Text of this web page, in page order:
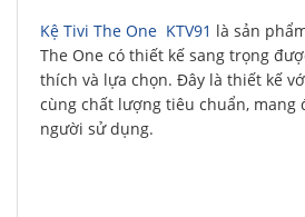
Kệ Tivi The One KTV91 là sản
The One có thiết kế sang trọng
thích và lựa chọn. Đây là thiết kế
cùng chất lượng tiêu chuẩn, mang
người sử dụng.